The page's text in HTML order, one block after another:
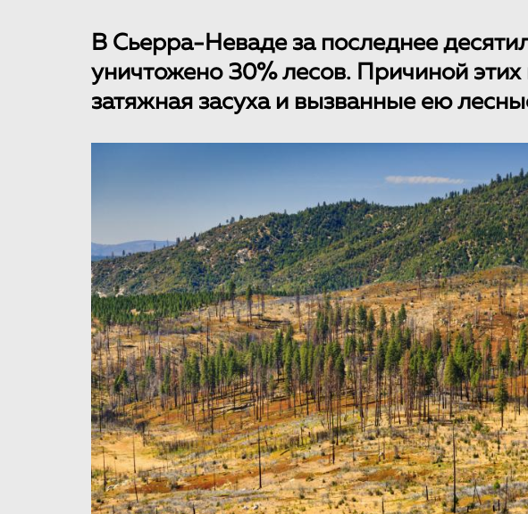
В Сьерра-Неваде за последнее
уничтожено 30% лесов. Причиной этих
затяжная засуха и вызванные ею